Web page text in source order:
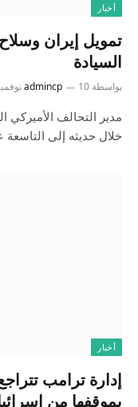
أخبار
تمويل إيران
السيادة
بواسطة admincp 10 نوفمبر، 2025
مدير التحالف
خلال حديثه إلى
أخبار
إدارة ترامب
بموقفها من